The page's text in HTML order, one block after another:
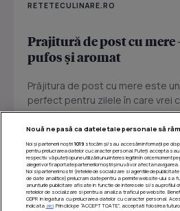
RETETECULINARE.RO
Prajitură de post cu mere
pufos și aromat
Prăjitura de post cu mere este
perfect pentru zilele în care vrei
sau...
Nouă ne pasă ca datele tale personale să
Noi și partenerii noștri 1019stocăm și/sau accesăm informații pe
pentru prelucrarea datelor cu caracter personal. Puteți accepta
respectiv vă puteți opune utilizării unui interes legitim în orice moment
alegeri vor fi raportate partenerilor noștri și nu vă vor afecta navigarea.
Noi si partenerii nostri (retelele de socializare si agentiile de
de date analitice) prelucram date pentru a permite website-ului sa
anunturile publicitare afisate in functie de interesele si/sau
retelelor de socializare si pentru a analiza traficul pe website.
GDPR in legatura cu prelucrarea datelor cu caracter personal.
indicata aici. Prin click pe “ACCEPT TOATE”, acceptati folosirea